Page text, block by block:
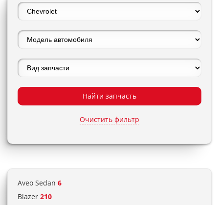
Найти запчасть
Очистить фильтр
Aveo Sedan 6
Blazer 210